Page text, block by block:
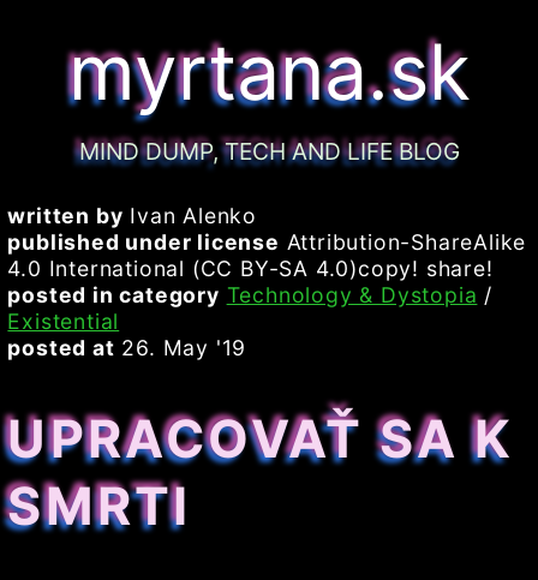
myrtana.sk
MIND DUMP, TECH AND LIFE BLOG
written by Ivan Alenko
published under license Attribution-ShareAlike
4.0 International (CC BY-SA 4.0)copy! share!
posted in category Technology & Dystopia /
Existential
posted at 26. May '19
UPRACOVAŤ SA K
SMRTI